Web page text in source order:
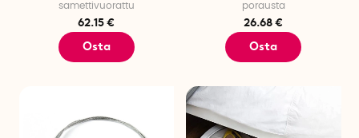
samettivuorattu
62.15 €
Osta
porausta
26.68 €
Osta